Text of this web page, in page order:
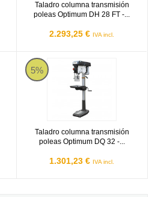
Taladro columna transmisión
poleas Optimum DH 28 FT -...
2.293,25 € IVA incl.
5%
Taladro columna transmisión
poleas Optimum DQ 32 -...
1.301,23 € IVA incl.
Optimum DQ 32